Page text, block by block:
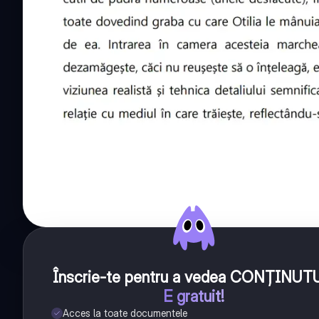
Înscrie-te pentru a vedea
E gratuit!
Acces la toate documentele